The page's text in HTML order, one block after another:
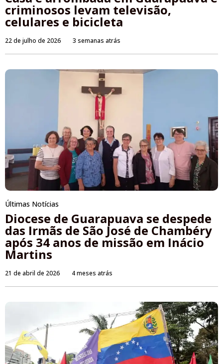
criminosos levam televisão,
celulares e bicicleta
22 de julho de 2026 3 semanas atrás
Últimas Notícias
Diocese de Guarapuava se despede
das Irmãs de São José de Chambéry
após 34 anos de missão em Inácio
Martins
21 de abril de 2026 4 meses atrás